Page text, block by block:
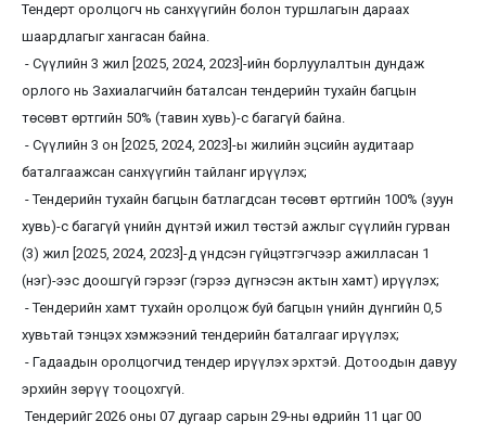
Тендерт оролцогч нь санхүүгийн болон туршлагын дараах
шаардлагыг хангасан байна.
- Сүүлийн 3 жил [2025, 2024, 2023]-ийн борлуулалтын дундаж
орлого нь Захиалагчийн баталсан тендерийн тухайн багцын
төсөвт өртгийн 50% (тавин хувь)-с багагүй байна.
- Сүүлийн 3 он [2025, 2024, 2023]-ы жилийн эцсийн аудитаар
баталгаажсан санхүүгийн тайланг ирүүлэх;
- Тендерийн тухайн багцын батлагдсан төсөвт өртгийн 100% (зуун
хувь)-с багагүй үнийн дүнтэй ижил төстэй ажлыг сүүлийн гурван
(3) жил [2025, 2024, 2023]-д үндсэн гүйцэтгэгчээр ажилласан 1
(нэг)-ээс доошгүй гэрээг (гэрээ дүгнэсэн актын хамт) ирүүлэх;
- Тендерийн хамт тухайн оролцож буй багцын үнийн дүнгийн 0,5
хувьтай тэнцэх хэмжээний тендерийн баталгааг ирүүлэх;
- Гадаадын оролцогчид тендер ирүүлэх эрхтэй. Дотоодын давуу
эрхийн зөрүү тооцохгүй.
Тендерийг 2026 оны 07 дугаар сарын 29-ны өдрийн 11 цаг 00